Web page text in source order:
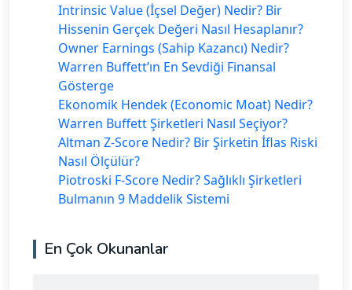
Intrinsic Value (İçsel Değer) Nedir? Bir
Hissenin Gerçek Değeri Nasıl Hesaplanır?
Owner Earnings (Sahip Kazancı) Nedir?
Warren Buffett’ın En Sevdiği Finansal
Gösterge
Ekonomik Hendek (Economic Moat) Nedir?
Warren Buffett Şirketleri Nasıl Seçiyor?
Altman Z-Score Nedir? Bir Şirketin İflas Riski
Nasıl Ölçülür?
Piotroski F-Score Nedir? Sağlıklı Şirketleri
Bulmanın 9 Maddelik Sistemi
En Çok Okunanlar